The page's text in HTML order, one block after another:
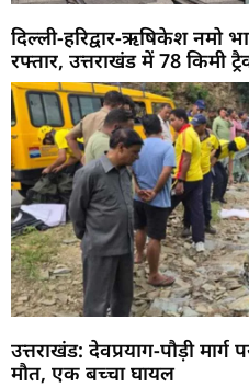
दिल्ली-हरिद्वार-ऋषिकेश नमो
रफ्तार, उत्तराखंड में 78 किमी
उत्तराखंड: देवप्रयाग-पौड़ी
मौत, एक बच्चा घायल